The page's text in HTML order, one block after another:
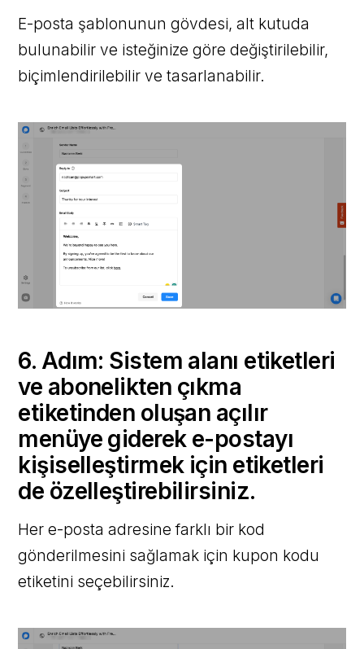
E-posta şablonunun gövdesi, alt kutuda
bulunabilir ve isteğinize göre değiştirilebilir,
biçimlendirilebilir ve tasarlanabilir.
6. Adım: Sistem alanı etiketleri
ve abonelikten çıkma
etiketinden oluşan açılır
menüye giderek e-postayı
kişiselleştirmek için etiketleri
de özelleştirebilirsiniz.
Her e-posta adresine farklı bir kod
gönderilmesini sağlamak için kupon kodu
etiketini seçebilirsiniz.